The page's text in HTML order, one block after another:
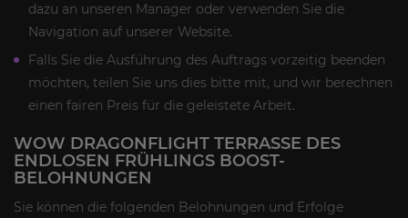
dazu an unseren Manager oder verwenden Sie die
Navigation auf unserer Website.
Falls Sie die Ausführung des Auftrags vorzeitig beenden
möchten, teilen Sie uns dies bitte mit, und wir berechnen
einen fairen Preis für die geleistete Arbeit.
WOW DRAGONFLIGHT TERRASSE DES
ENDLOSEN FRÜHLINGS BOOST-
BELOHNUNGEN
Sie können die folgenden Belohnungen und Erfolge